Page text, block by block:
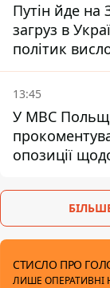
Путін йде на
загруз в
політик
плани РФ
13:45
У МВС
опозиції
абсурд і
СТИСЛО ПРО
ЛИШЕ ОПЕРАТИВНІ